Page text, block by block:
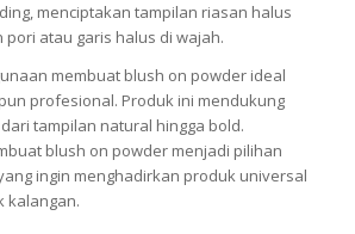
menciptakan tampilan riasan halus
atau garis halus di wajah.
membuat blush on powder ideal
profesional. Produk ini mendukung
tampilan natural hingga bold.
blush on powder menjadi pilihan
ingin menghadirkan produk universal
kalangan.